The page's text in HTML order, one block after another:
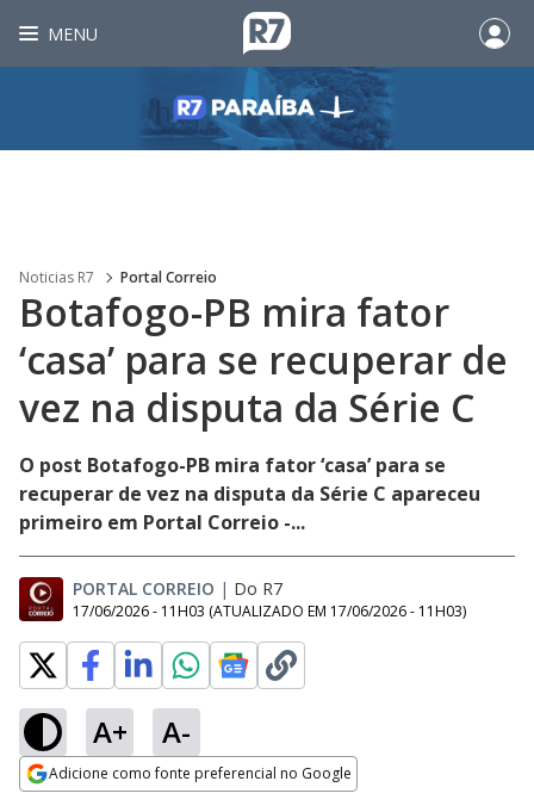
MENU
Noticias R7 Portal Correio
Botafogo-PB mira fator
‘casa’ para se recuperar de
vez na disputa da Série C
O post Botafogo-PB mira fator ‘casa’ para se
recuperar de vez na disputa da Série C apareceu
primeiro em Portal Correio -...
PORTAL CORREIO | Do R7
17/06/2026 - 11H03 (ATUALIZADO EM 17/06/2026 - 11H03)
A+ A-
Adicione como fonte preferencial no Google